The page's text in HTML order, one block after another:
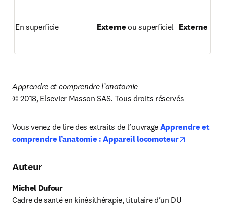
En superficie Externe ou superficiel Externe
Apprendre et comprendre l’anatomie
© 2018, Elsevier Masson SAS. Tous droits réservés
Vous venez de lire des extraits de l’ouvrage Apprendre et
comprendre l’anatomie : Appareil locomoteur
Auteur
Michel Dufour
Cadre de santé en kinésithérapie, titulaire d’un DU